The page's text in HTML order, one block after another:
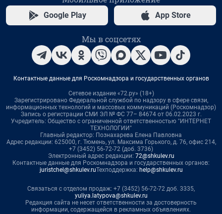
Google Play App Store
Мы в соцсетях
Контактные данные для Роскомнадзора и государственных органов
Сетевое издание «72.ру» (18+)
Зарегистрировано Федеральной службой по надзору в сфере связи,
информационных технологий и массовых коммуникаций (Роскомнадзор)
Запись о регистрации СМИ ЭЛ № ФС 77– 84674 от 06.02.2023 г.
Учредитель: Общество с ограниченной ответственностью "ИНТЕРНЕТ
ТЕХНОЛОГИИ"
Главный редактор: Познахарева Елена Павловна
Адрес редакции: 625000, г. Тюмень, ул. Максима Горького, д. 76, офис 214,
+7 (3452) 56-72-72 (доб. 3736)
Электронный адрес редакции: 72@shkulev.ru
Контактные данные для Роскомнадзора и государственных органов:
juristchel@shkulev.ruТехподдержка: help@shkulev.ru
Связаться с отделом продаж: +7 (3452) 56-72-72 доб. 3335,
yuliya.latypova@shkulev.ru
Редакция сайта не несет ответственности за достоверность
информации, содержащейся в рекламных объявлениях.